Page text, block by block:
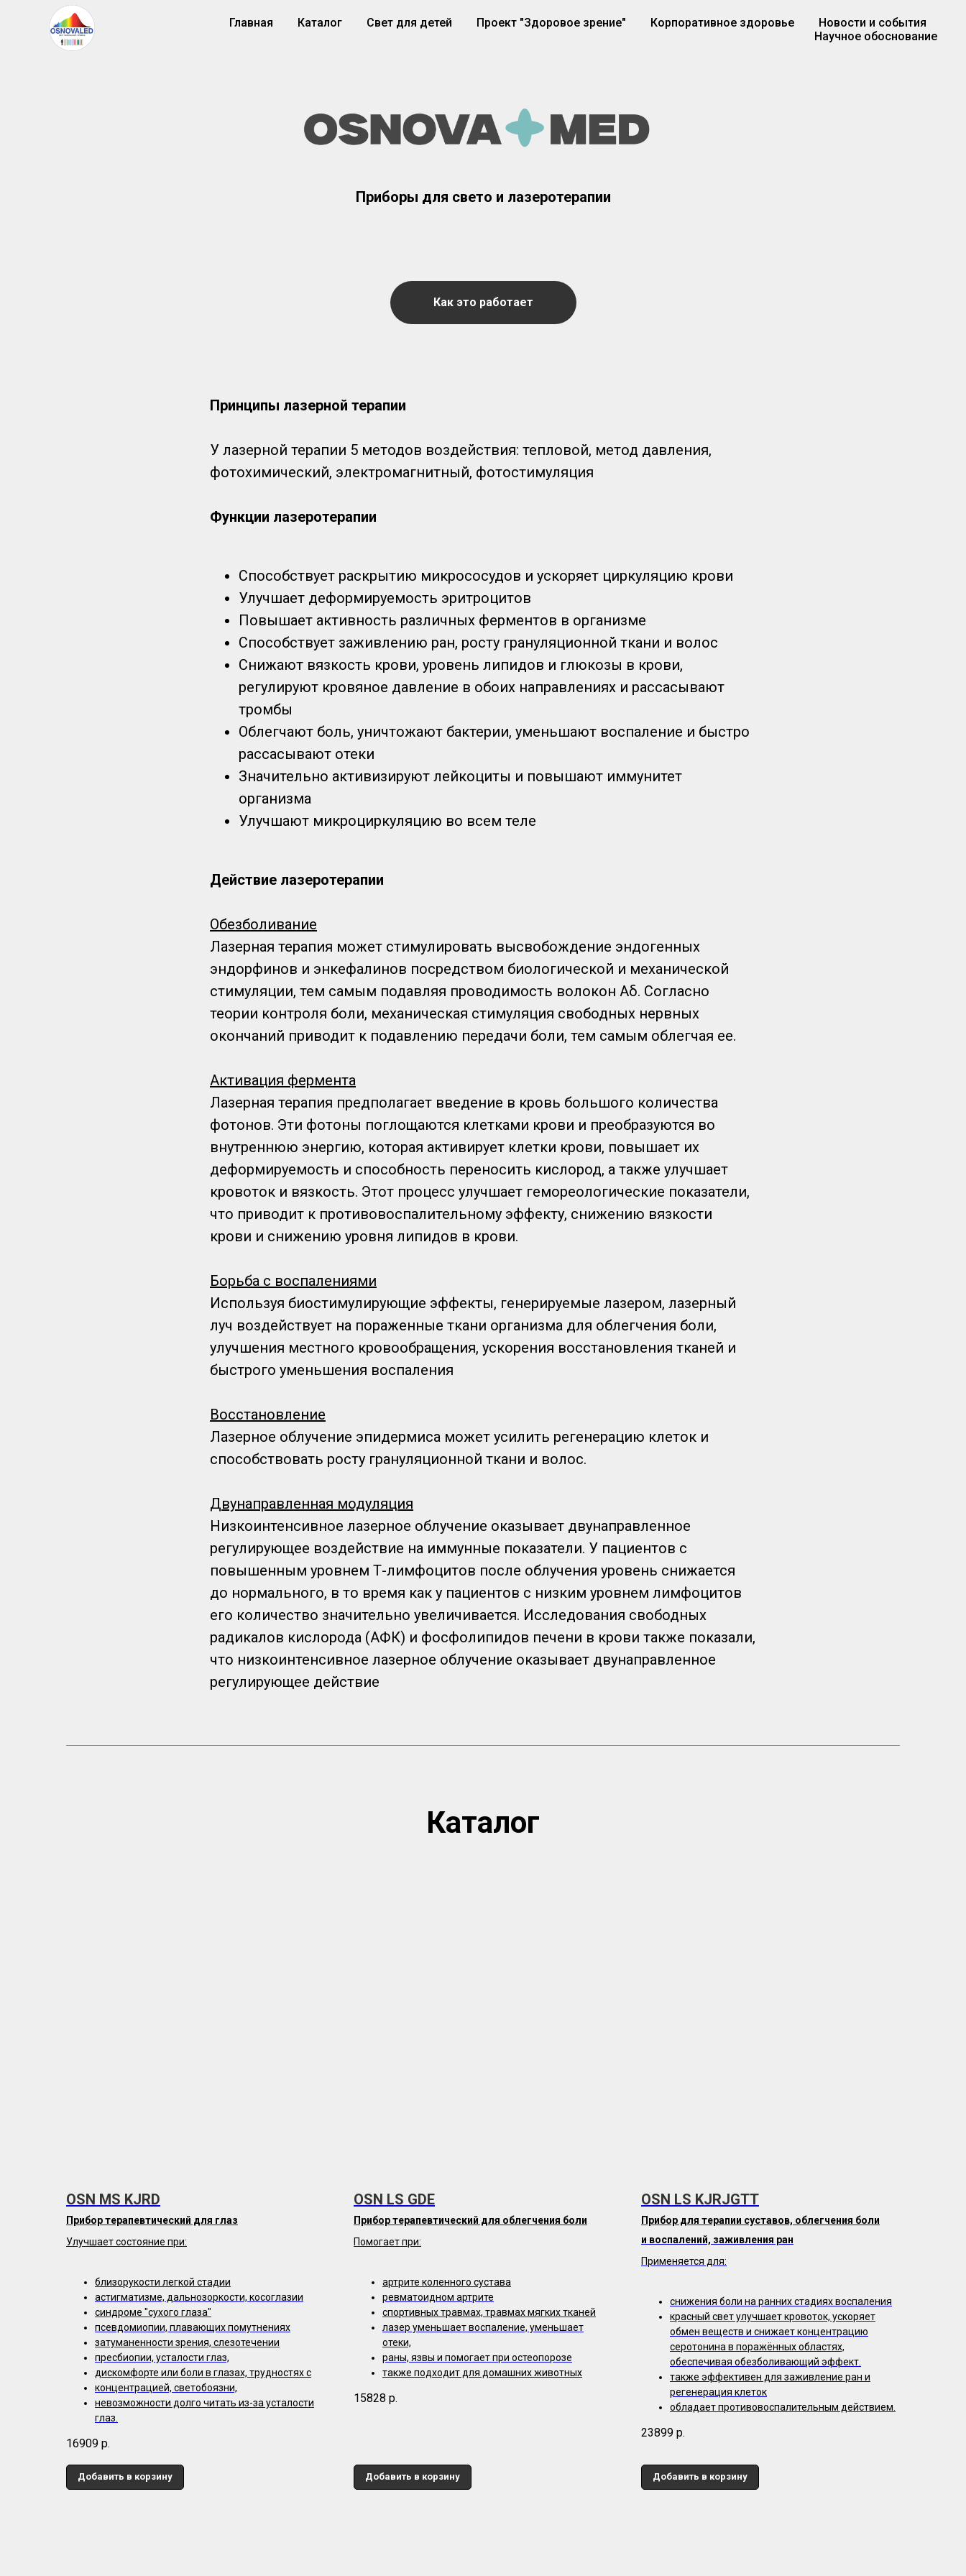
Главная Каталог Свет для детей Проект "Здоровое зрение" Корпоративное здоровье
Новости и события
Научное обоснование
Приборы для свето и лазеротерапии
Как это работает
Принципы лазерной терапии
У лазерной терапии 5 методов воздействия: тепловой, метод давления,
фотохимический, электромагнитный, фотостимуляция
Функции лазеротерапии
Способствует раскрытию микрососудов и ускоряет циркуляцию крови
Улучшает деформируемость эритроцитов
Повышает активность различных ферментов в организме
Способствует заживлению ран, росту грануляционной ткани и волос
Снижают вязкость крови, уровень липидов и глюкозы в крови,
регулируют кровяное давление в обоих направлениях и рассасывают
тромбы
Облегчают боль, уничтожают бактерии, уменьшают воспаление и быстро
рассасывают отеки
Значительно активизируют лейкоциты и повышают иммунитет
организма
Улучшают микроциркуляцию во всем теле
Действие лазеротерапии
Обезболивание
Лазерная терапия может стимулировать высвобождение эндогенных
эндорфинов и энкефалинов посредством биологической и механической
стимуляции, тем самым подавляя проводимость волокон Aδ. Согласно
теории контроля боли, механическая стимуляция свободных нервных
окончаний приводит к подавлению передачи боли, тем самым облегчая ее.
Активация фермента
Лазерная терапия предполагает введение в кровь большого количества
фотонов. Эти фотоны поглощаются клетками крови и преобразуются во
внутреннюю энергию, которая активирует клетки крови, повышает их
деформируемость и способность переносить кислород, а также улучшает
кровоток и вязкость. Этот процесс улучшает гемореологические показатели,
что приводит к противовоспалительному эффекту, снижению вязкости
крови и снижению уровня липидов в крови.
Борьба с воспалениями
Используя биостимулирующие эффекты, генерируемые лазером, лазерный
луч воздействует на пораженные ткани организма для облегчения боли,
улучшения местного кровообращения, ускорения восстановления тканей и
быстрого уменьшения воспаления
Восстановление
Лазерное облучение эпидермиса может усилить регенерацию клеток и
способствовать росту грануляционной ткани и волос.
Двунаправленная модуляция
Низкоинтенсивное лазерное облучение оказывает двунаправленное
регулирующее воздействие на иммунные показатели. У пациентов с
повышенным уровнем Т-лимфоцитов после облучения уровень снижается
до нормального, в то время как у пациентов с низким уровнем лимфоцитов
его количество значительно увеличивается. Исследования свободных
радикалов кислорода (АФК) и фосфолипидов печени в крови также показали,
что низкоинтенсивное лазерное облучение оказывает двунаправленное
регулирующее действие
Каталог
OSN MS KJRD
Прибор терапевтический для глаз
Улучшает состояние при:
близорукости легкой стадии
астигматизме, дальнозоркости, косоглазии
синдроме "сухого глаза"
псевдомиопии, плавающих помутнениях
затуманенности зрения, слезотечении
пресбиопии, усталости глаз,
дискомфорте или боли в глазах, трудностях с
концентрацией, светобоязни,
невозможности долго читать из-за усталости
глаз.
16909 р.
Добавить в корзину
OSN LS GDE
Прибор терапевтический для облегчения боли
Помогает при:
артрите коленного сустава
ревматоидном артрите
спортивных травмах, травмах мягких тканей
лазер уменьшает воспаление, уменьшает
отеки,
раны, язвы и помогает при остеопорозе
также подходит для домашних животных
15828 р.
Добавить в корзину
OSN LS KJRJGTT
Прибор для терапии суставов, облегчения боли
и воспалений, заживления ран
Применяется для:
снижения боли на ранних стадиях воспаления
красный свет улучшает кровоток, ускоряет
обмен веществ и снижает концентрацию
серотонина в поражённых областях,
обеспечивая обезболивающий эффект.
также эффективен для заживление ран и
регенерация клеток
обладает противовоспалительным действием.
23899 р.
Добавить в корзину